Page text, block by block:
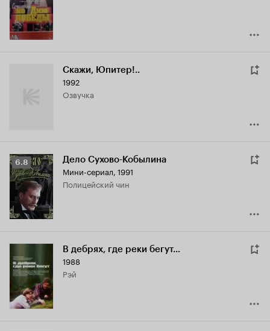
7.2
Скажи, Юпитер!..
1992
озвучка
Рейтинг
Кинопоиска
6.8
6.8 Дело Сухово-Кобылина
Мини-сериал, 1991
полицейский чин
В дебрях, где реки бегут...
1988
Рэй